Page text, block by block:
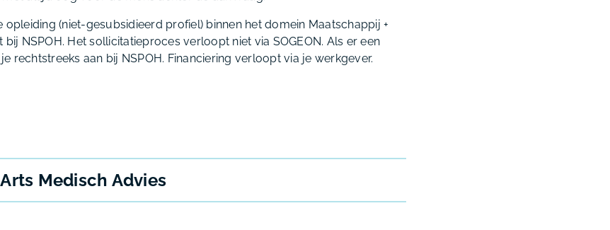
(niet-gesubsidieerd profiel) binnen het domein Maatschappij +
NSPOH. Het sollicitatieproces verloopt niet via SOGEON. Als er een
rechtstreeks aan bij NSPOH. Financiering verloopt via je werkgever.
Medisch Advies